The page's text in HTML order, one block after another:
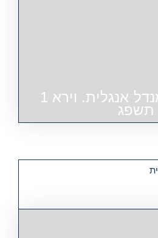
הרב יהודה מנדל אנגלית. וירא 1
תשפג